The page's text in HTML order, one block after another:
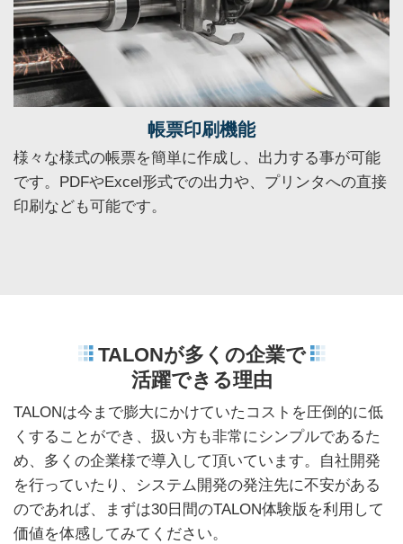
帳票印刷機能
様々な様式の帳票を簡単に作成し、出力する事が可能
です。PDFやExcel形式での出力や、プリンタへの直接
印刷なども可能です。
TALONが多くの企業で
活躍できる理由
TALONは今まで膨大にかけていたコストを圧倒的に低
くすることができ、 扱い方も非常にシンプルであるた
め、多くの企業様で導入して頂いています。
自社開発
を行っていたり、システム開発の発注先に不安がある
のであれば、
まずは30日間のTALON体験版を利用して
価値を体感してみてください。